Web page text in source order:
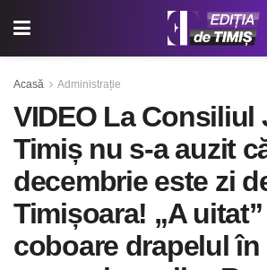
Acasă Administrație
VIDEO La Consiliul
Timiș nu s-a auzit
decembrie este zi
Timișoara! „A
coboare drapelul în